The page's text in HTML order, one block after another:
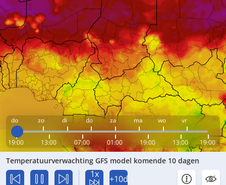
do zo di do za ma wo vr
19:00 13:00 07:00 01:00 19:00 13:00 19:00
Temperatuurverwachting GFS model komende 10 dagen
1x +10d